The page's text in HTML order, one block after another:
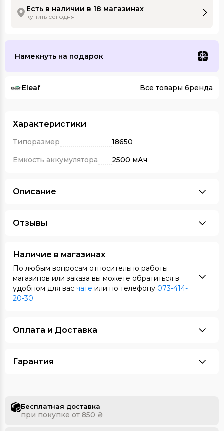
Есть в наличии в 18 магазинах
купить сегодня
Намекнуть на подарок
Eleaf Все товары бренда
Характеристики
Типоразмер
18650
Емкость аккумулятора
2500 мАч
Описание
Отзывы
Наличие в магазинах
По любым вопросам относительно работы
магазинов или заказа вы можете обратиться в
удобном для вас чате или по телефону 073-414-
20-30
Оплата и Доставка
Гарантия
Бесплатная доставка
при покупке от 850 ₴